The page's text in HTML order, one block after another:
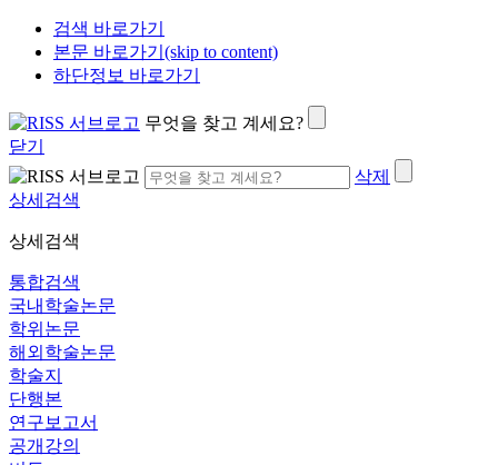
검색 바로가기
본문 바로가기(skip to content)
하단정보 바로가기
무엇을 찾고 계세요?
닫기
삭제
상세검색
상세검색
통합검색
국내학술논문
학위논문
해외학술논문
학술지
단행본
연구보고서
공개강의